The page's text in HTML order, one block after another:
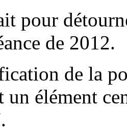
pour
de 2012.
de la
un élément